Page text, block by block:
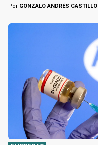
Por GONZALO ANDRÉS CASTILLO